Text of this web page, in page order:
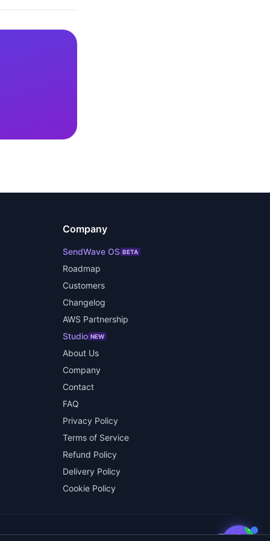
Company
SendWave OS BETA
Roadmap
Customers
Changelog
AWS Partnership
Studio NEW
About Us
Company
Contact
FAQ
Privacy Policy
Terms of Service
Refund Policy
Delivery Policy
Cookie Policy
AI